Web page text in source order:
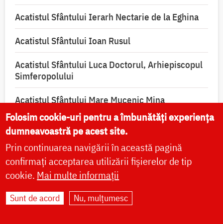
Acatistul Sfântului Ierarh Nectarie de la Eghina
Acatistul Sfântului Ioan Rusul
Acatistul Sfântului Luca Doctorul, Arhiepiscopul
Simferopolului
Acatistul Sfântului Mare Mucenic Mina
Acatistul Sfântului Sfințit Mucenic Ciprian,
izbăvitorul de vrăji, blesteme și de toată lucrarea
diavolească
Folosim cookie-uri pentru a îmbunătăți experiența
dumneavoastră pe acest site.
Prin continuarea navigării în această pagină
confirmați acceptarea utilizării fișierelor de tip
cookie. Mai multe informații
Sunt de acord Nu, mulțumesc